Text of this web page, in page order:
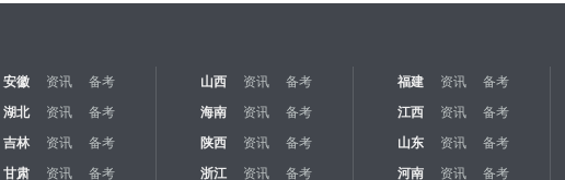
安徽 资讯 备考 山西 资讯 备考 福建 资讯 备考
湖北 资讯 备考 海南 资讯 备考 江西 资讯 备考
吉林 资讯 备考 陕西 资讯 备考 山东 资讯 备考
甘肃 资讯 备考 浙江 资讯 备考 河南 资讯 备考